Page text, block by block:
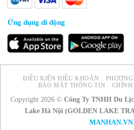
Ứng dụng di động
ĐIỀU KIỆN ĐIỀU KHOẢN
BẢO MẬT THÔNG TIN
Copyright 2026 © Công Ty TNHH Du
Lake Hà Nội (GOLDEN LAKE
MANHAN.VN